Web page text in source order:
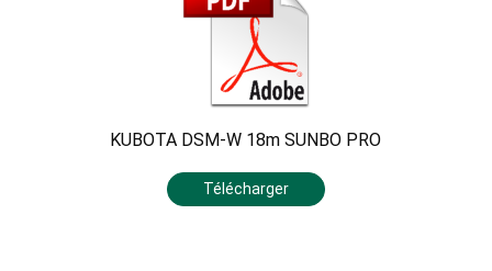
KUBOTA DSM-W 18m SUNBO PRO
Télécharger